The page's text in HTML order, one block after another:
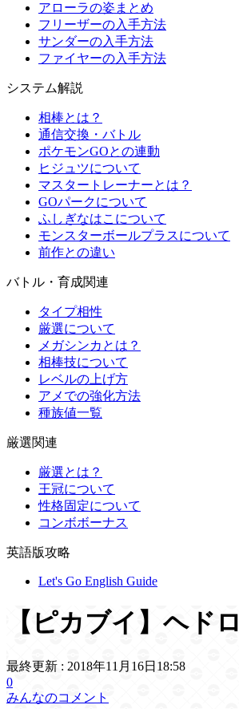
アローラの姿まとめ
フリーザーの入手方法
サンダーの入手方法
ファイヤーの入手方法
システム解説
相棒とは？
通信交換・バトル
ポケモンGOとの連動
ヒジュツについて
マスタートレーナーとは？
GOパークについて
ふしぎなはこについて
モンスターボールプラスについて
前作との違い
バトル・育成関連
タイプ相性
厳選について
メガシンカとは？
相棒技について
レベルの上げ方
アメでの強化方法
種族値一覧
厳選関連
厳選とは？
王冠について
性格固定について
コンボボーナス
英語版攻略
Let's Go English Guide
【ピカブイ】ヘド
最終更新 : 2018年11月16日18:58
0
みんなのコメント